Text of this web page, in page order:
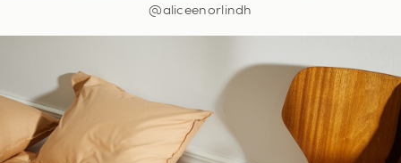
@aliceenorlindh